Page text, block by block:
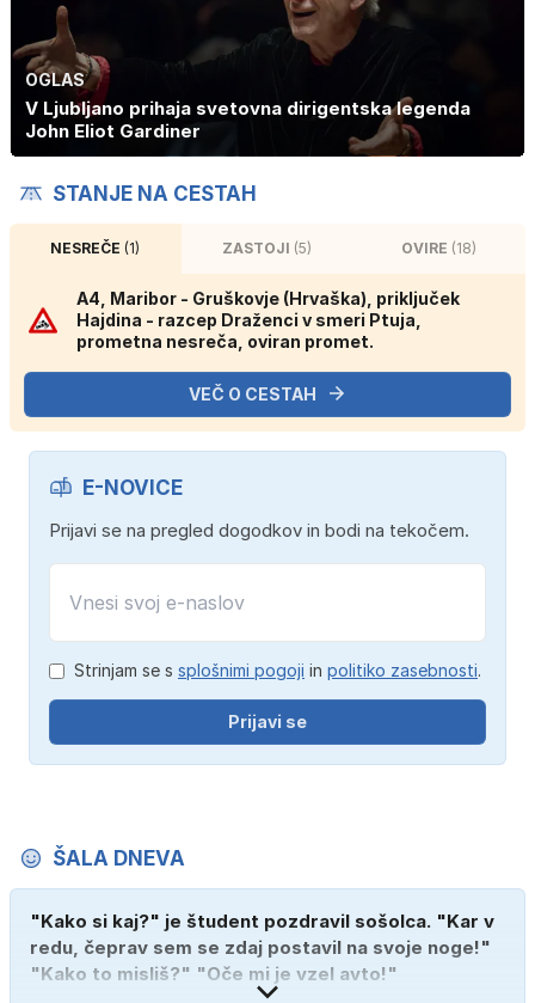
OGLAS
V Ljubljano prihaja svetovna dirigentska legenda
John Eliot Gardiner
STANJE NA CESTAH
NESREČE(1) ZASTOJI (5) OVIRE (18)
A4, Maribor - Gruškovje (Hrvaška), priključek
Hajdina - razcep Draženci v smeri Ptuja,
prometna nesreča, oviran promet.
VEČ O CESTAH
E-NOVICE
Prijavi se na pregled dogodkov in bodi na tekočem.
Strinjam se s splošnimi pogoji in politiko zasebnosti.
Prijavi se
ŠALA DNEVA
"Kako si kaj?" je študent pozdravil sošolca. "Kar v
redu, čeprav sem se zdaj postavil na svoje noge!"
"Kako to misliš?" "Oče mi je vzel avto!"